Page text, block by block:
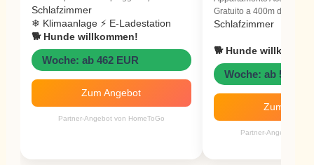
Schlafzimmer
❄ Klimaanlage ⚡ E-Ladestation
🐕 Hunde willkommen!
Woche: ab 462 EUR
Zum Angebot
Partner-Angebot von HomeToGo
Gratuito a 400m dal mare
Schlafzimmer
🐕 Hunde
Woche: ab 567
Zum
Partner-Angebot von